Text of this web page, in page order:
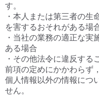
す。
・本人または第三者の生
を害するおそれがある場
・当社の業務の適正な
ある場合
・その他法令に違反する
前項の定めにかかわらず
個人情報以外の情報につ
せん。